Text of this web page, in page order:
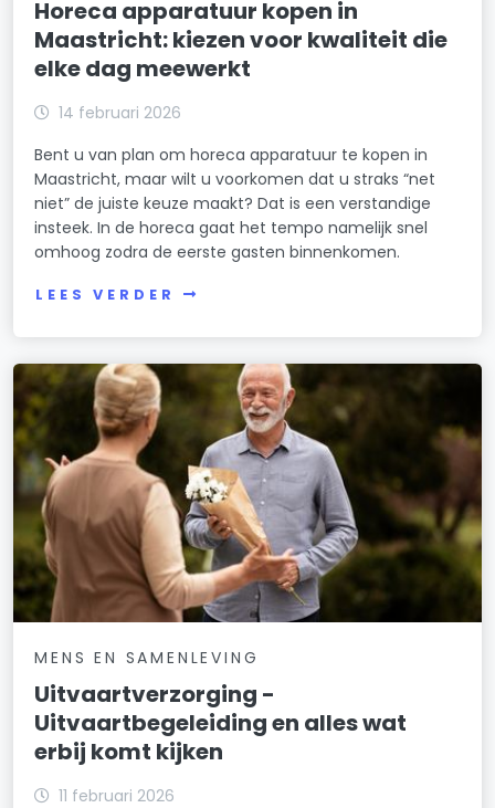
Horeca apparatuur kopen in
Maastricht: kiezen voor kwaliteit die
elke dag meewerkt
14 februari 2026
Bent u van plan om horeca apparatuur te kopen in
Maastricht, maar wilt u voorkomen dat u straks “net
niet” de juiste keuze maakt? Dat is een verstandige
insteek. In de horeca gaat het tempo namelijk snel
omhoog zodra de eerste gasten binnenkomen.
LEES VERDER
MENS EN SAMENLEVING
Uitvaartverzorging -
Uitvaartbegeleiding en alles wat
erbij komt kijken
11 februari 2026